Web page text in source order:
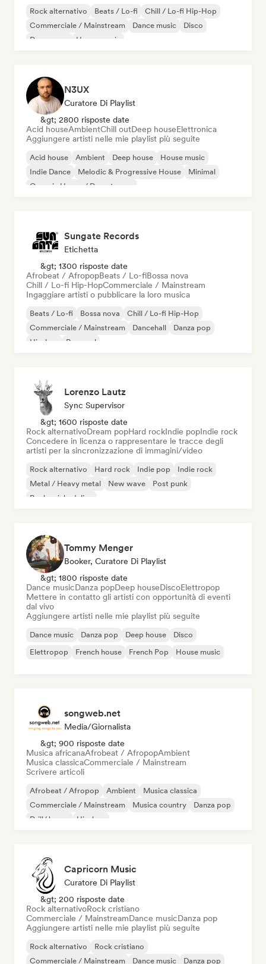
Rock alternativo Beats / Lo-fi
Chill / Lo-fi Hip-Hop
Commerciale / Mainstream
Dance music
Disco
Dream pop
House music
N3UX
Curatore Di Playlist
&gt; 2800 risposte date
Acid houseAmbientChill outDeep houseElettronica
Aggiungere artisti nelle mie playlist più seguite
Acid house Ambient Deep house
House music
Indie Dance
Melodic & Progressive House
Minimal
Organic House / Downtempo
Sungate Records
Etichetta
&gt; 1300 risposte date
Afrobeat / AfropopBeats / Lo-fiBossa nova
Chill / Lo-fi Hip-HopCommerciale / Mainstream
Ingaggiare artisti o pubblicare la loro musica
Beats / Lo-fi Bossa nova
Chill / Lo-fi Hip-Hop
Commerciale / Mainstream
Dancehall
Danza pop
Hip-hop
Pop soul
Lorenzo Lautz
Sync Supervisor
&gt; 1600 risposte date
Rock alternativoDream popHard rockIndie popIndie rock
Concedere in licenza o rappresentare le tracce degli
artisti per la sincronizzazione di immagini/video
Rock alternativo Hard rock Indie pop
Indie rock
Metal / Heavy metal
New wave
Post punk
Rock psichedelico
Tommy Menger
Booker, Curatore Di Playlist
&gt; 1800 risposte date
Dance musicDanza popDeep houseDiscoElettropop
Mettere in contatto gli artisti con opportunità di eventi
dal vivo
Aggiungere artisti nelle mie playlist più seguite
Dance music Danza pop Deep house
Disco
Elettropop
French house French Pop House music
songweb.net
Media/Giornalista
&gt; 900 risposte date
Musica africanaAfrobeat / AfropopAmbient
Musica classicaCommerciale / Mainstream
Scrivere articoli
Afrobeat / Afropop Ambient
Musica classica
Commerciale / Mainstream
Musica country
Danza pop
Drill/Jersey
Hip-hop
Capricorn Music
Curatore Di Playlist
&gt; 200 risposte date
Rock alternativoRock cristiano
Commerciale / MainstreamDance musicDanza pop
Aggiungere artisti nelle mie playlist più seguite
Rock alternativo
Rock cristiano
Commerciale / Mainstream
Dance music Danza pop